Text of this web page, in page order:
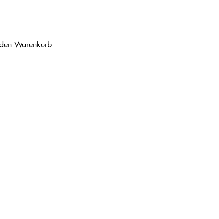
Warenkorb